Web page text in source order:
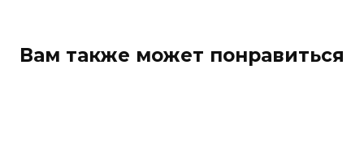
Вам также может понравиться